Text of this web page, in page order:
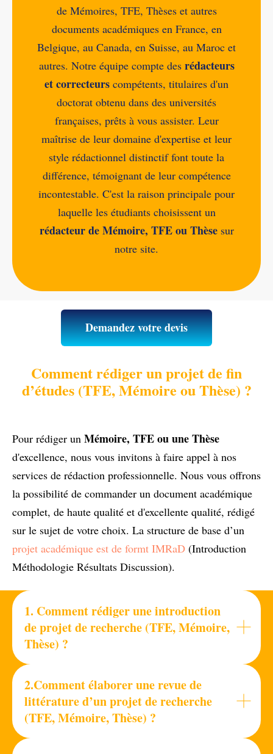
de Mémoires, TFE, Thèses et autres
documents académiques en France, en
Belgique, au Canada, en Suisse, au Maroc et
autres. Notre équipe compte des rédacteurs
et correcteurs compétents, titulaires d'un
doctorat obtenu dans des universités
françaises, prêts à vous assister. Leur
maîtrise de leur domaine d'expertise et leur
style rédactionnel distinctif font toute la
différence, témoignant de leur compétence
incontestable. C'est la raison principale pour
laquelle les étudiants choisissent un
rédacteur de Mémoire, TFE ou Thèsesur
notre site.
Demandez votre devis
Comment rédiger un projet de fin
d’études (TFE, Mémoire ou Thèse) ?
Pour rédiger un Mémoire, TFE ou une Thèse
d'excellence, nous vous invitons à faire appel à nos
services de rédaction professionnelle. Nous vous offrons
la possibilité de commander un document académique
complet, de haute qualité et d'excellente qualité, rédigé
sur le sujet de votre choix. La structure de base d’un
projet académique est de formt IMRaD (Introduction
Méthodologie Résultats Discussion).
1. Comment rédiger une introduction
de projet de recherche (TFE, Mémoire,
Thèse) ?
2.Comment élaborer une revue de
littérature d’un projet de recherche
(TFE, Mémoire, Thèse) ?